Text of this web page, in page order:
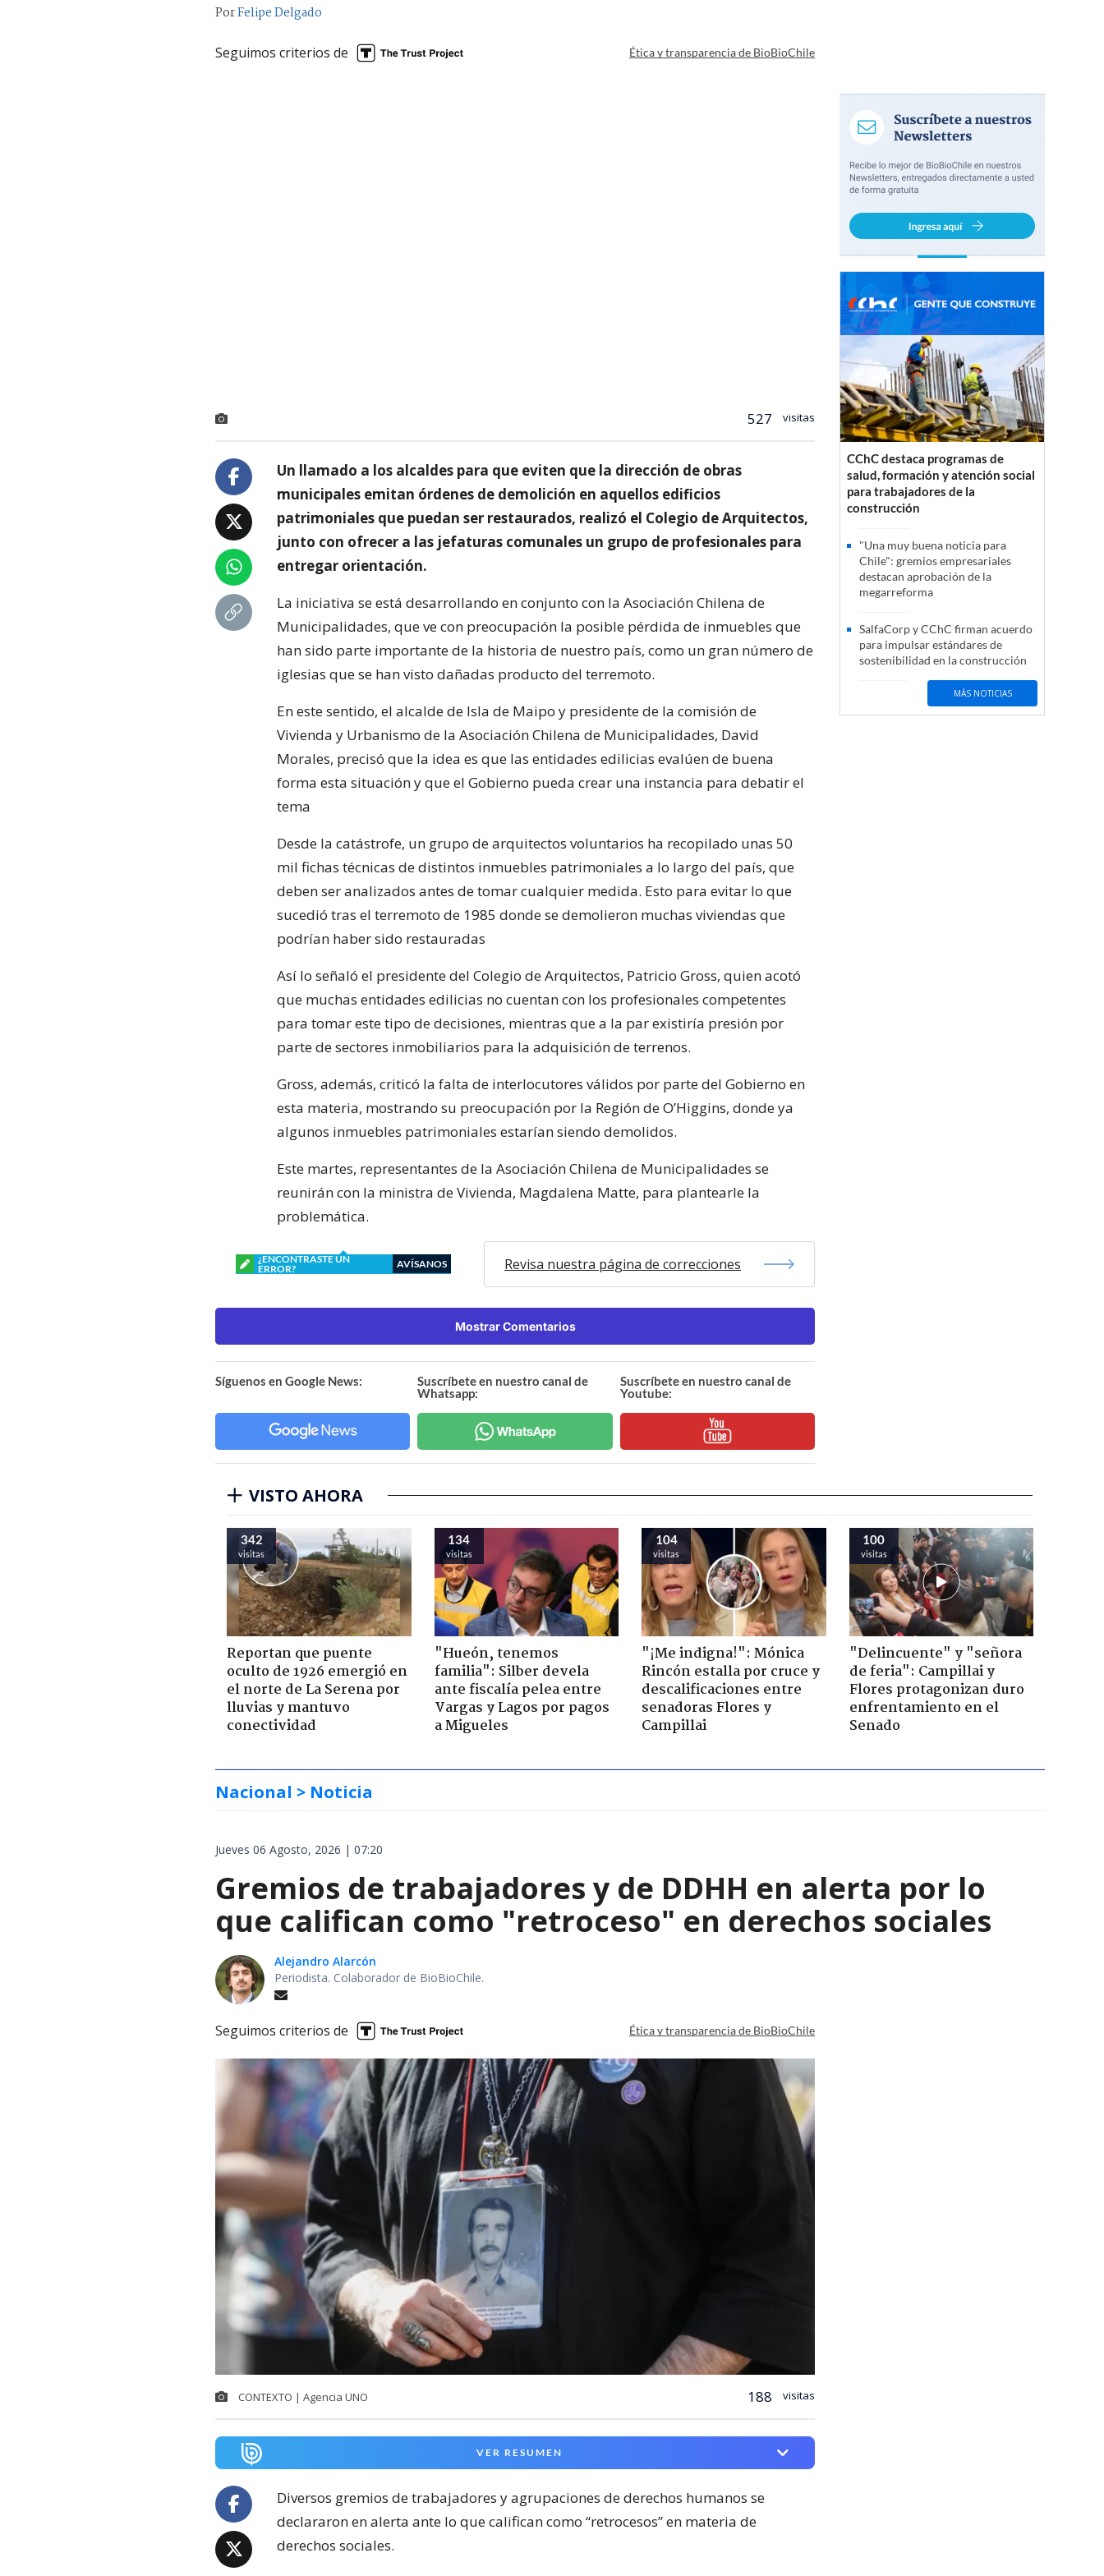
PorFelipe Delgado
Seguimos criterios de Ética y transparencia de BioBioChile
527 visitas
Un llamado a los alcaldes para que eviten que la dirección de obras
municipales emitan órdenes de demolición en aquellos edificios
patrimoniales que puedan ser restaurados, realizó el Colegio de Arquitectos,
junto con ofrecer a las jefaturas comunales un grupo de profesionales para
entregar orientación.
La iniciativa se está desarrollando en conjunto con la Asociación Chilena de
Municipalidades, que ve con preocupación la posible pérdida de inmuebles que
han sido parte importante de la historia de nuestro país, como un gran número de
iglesias que se han visto dañadas producto del terremoto.
En este sentido, el alcalde de Isla de Maipo y presidente de la comisión de
Vivienda y Urbanismo de la Asociación Chilena de Municipalidades, David
Morales, precisó que la idea es que las entidades edilicias evalúen de buena
forma esta situación y que el Gobierno pueda crear una instancia para debatir el
tema
Desde la catástrofe, un grupo de arquitectos voluntarios ha recopilado unas 50
mil fichas técnicas de distintos inmuebles patrimoniales a lo largo del país, que
deben ser analizados antes de tomar cualquier medida. Esto para evitar lo que
sucedió tras el terremoto de 1985 donde se demolieron muchas viviendas que
podrían haber sido restauradas
Así lo señaló el presidente del Colegio de Arquitectos, Patricio Gross, quien acotó
que muchas entidades edilicias no cuentan con los profesionales competentes
para tomar este tipo de decisiones, mientras que a la par existiría presión por
parte de sectores inmobiliarios para la adquisición de terrenos.
Gross, además, criticó la falta de interlocutores válidos por parte del Gobierno en
esta materia, mostrando su preocupación por la Región de O’Higgins, donde ya
algunos inmuebles patrimoniales estarían siendo demolidos.
Este martes, representantes de la Asociación Chilena de Municipalidades se
reunirán con la ministra de Vivienda, Magdalena Matte, para plantearle la
problemática.
¿ENCONTRASTE UN
ERROR?
AVÍSANOS Revisa nuestra página de correcciones
Mostrar Comentarios
Síguenos en Google News:
Suscríbete en nuestro canal de
Whatsapp:
Suscríbete en nuestro canal de
Youtube:
CChC destaca programas de
salud, formación y atención social
para trabajadores de la
construcción
"Una muy buena noticia para
Chile": gremios empresariales
destacan aprobación de la
megarreforma
SalfaCorp y CChC firman acuerdo
para impulsar estándares de
sostenibilidad en la construcción
MÁS NOTICIAS
VISTO AHORA
342
visitas
Reportan que puente
oculto de 1926 emergió en
el norte de La Serena por
lluvias y mantuvo
conectividad
134
visitas
"Hueón, tenemos
familia": Silber devela
ante fiscalía pelea entre
Vargas y Lagos por pagos
a Migueles
104
visitas
"¡Me indigna!": Mónica
Rincón estalla por cruce y
descalificaciones entre
senadoras Flores y
Campillai
100
visitas
"Delincuente" y "señora
de feria": Campillai y
Flores protagonizan duro
enfrentamiento en el
Senado
Nacional > Noticia
Jueves 06 Agosto, 2026 | 07:20
Gremios de trabajadores y de DDHH en alerta por lo
que califican como "retroceso" en derechos sociales
Alejandro Alarcón
Periodista. Colaborador de BioBioChile.
Seguimos criterios de Ética y transparencia de BioBioChile
CONTEXTO | Agencia UNO 188 visitas
VER RESUMEN
Diversos gremios de trabajadores y agrupaciones de derechos humanos se
declararon en alerta ante lo que califican como “retrocesos” en materia de
derechos sociales.